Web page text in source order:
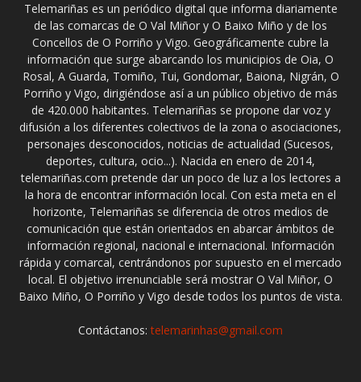
Telemariñas es un periódico digital que informa diariamente
de las comarcas de O Val Miñor y O Baixo Miño y de los
Concellos de O Porriño y Vigo. Geográficamente cubre la
información que surge abarcando los municipios de Oia, O
Rosal, A Guarda, Tomiño, Tui, Gondomar, Baiona, Nigrán, O
Porriño y Vigo, dirigiéndose así a un público objetivo de más
de 420.000 habitantes. Telemariñas se propone dar voz y
difusión a los diferentes colectivos de la zona o asociaciones,
personajes desconocidos, noticias de actualidad (Sucesos,
deportes, cultura, ocio...). Nacida en enero de 2014,
telemariñas.com pretende dar un poco de luz a los lectores a
la hora de encontrar información local. Con esta meta en el
horizonte, Telemariñas se diferencia de otros medios de
comunicación que están orientados en abarcar ámbitos de
información regional, nacional e internacional. Información
rápida y comarcal, centrándonos por supuesto en el mercado
local. El objetivo irrenunciable será mostrar O Val Miñor, O
Baixo Miño, O Porriño y Vigo desde todos los puntos de vista.
Contáctanos:telemarinhas@gmail.com